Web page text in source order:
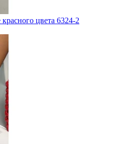
цвета 6324-2